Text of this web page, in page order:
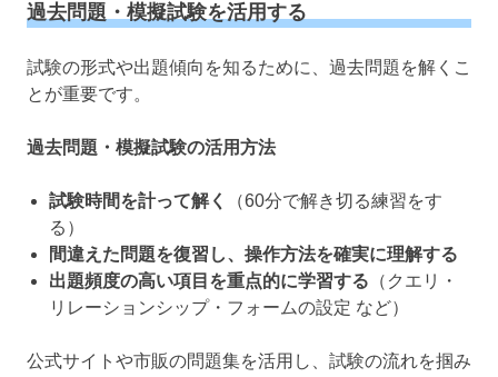
過去問題・模擬試験を活用する
試験の形式や出題傾向を知るために、過去問題を解くこ
とが重要です。
過去問題・模擬試験の活用方法
試験時間を計って解く
（60分で解き切る練習をす
る）
間違えた問題を復習し、操作方法を確実に理解する
出題頻度の高い項目を重点的に学習する （クエリ・
リレーションシップ・フォームの設定 など）
公式サイトや市販の問題集を活用し、試験の流れを掴み